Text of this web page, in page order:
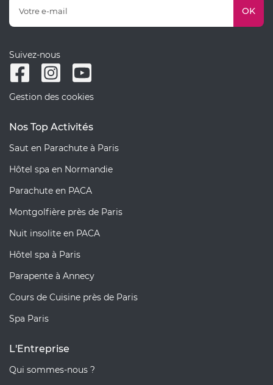
OK
Suivez-nous
Gestion des cookies
Nos Top Activités
Saut en Parachute à Paris
Hôtel spa en Normandie
Parachute en PACA
Montgolfière près de Paris
Nuit insolite en PACA
Hôtel spa à Paris
Parapente à Annecy
Cours de Cuisine près de Paris
Spa Paris
L'Entreprise
Qui sommes-nous ?